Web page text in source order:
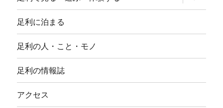
ブ
メ
ー
開
足利に泊まる
足利の人・こと・モノ
足利の情報誌
アクセス